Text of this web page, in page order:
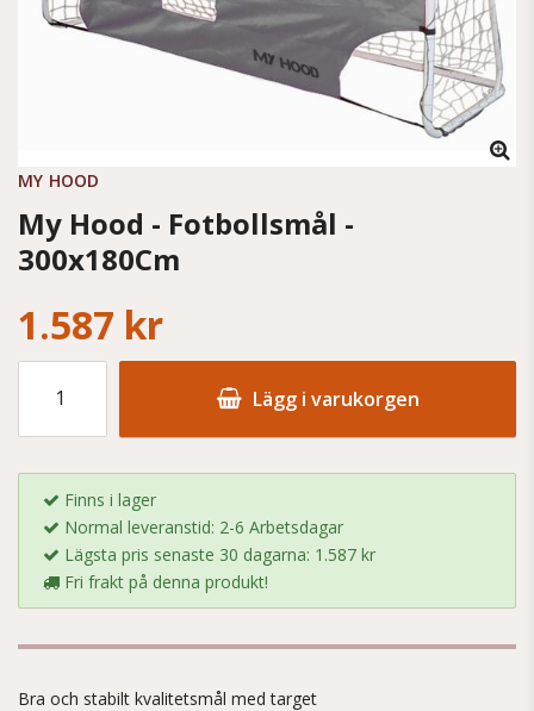
MY HOOD
My Hood - Fotbollsmål -
300x180Cm
1.587 kr
Lägg i varukorgen
Finns i lager
Normal leveranstid: 2-6 Arbetsdagar
Lägsta pris senaste 30 dagarna: 1.587 kr
Fri frakt på denna produkt!
Bra och stabilt kvalitetsmål med target